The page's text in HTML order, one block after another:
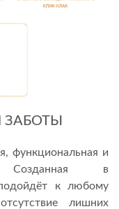
ЗАБОТЫ
функциональная и
Созданная в
к любому
лишних